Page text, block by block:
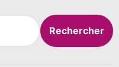
Rechercher